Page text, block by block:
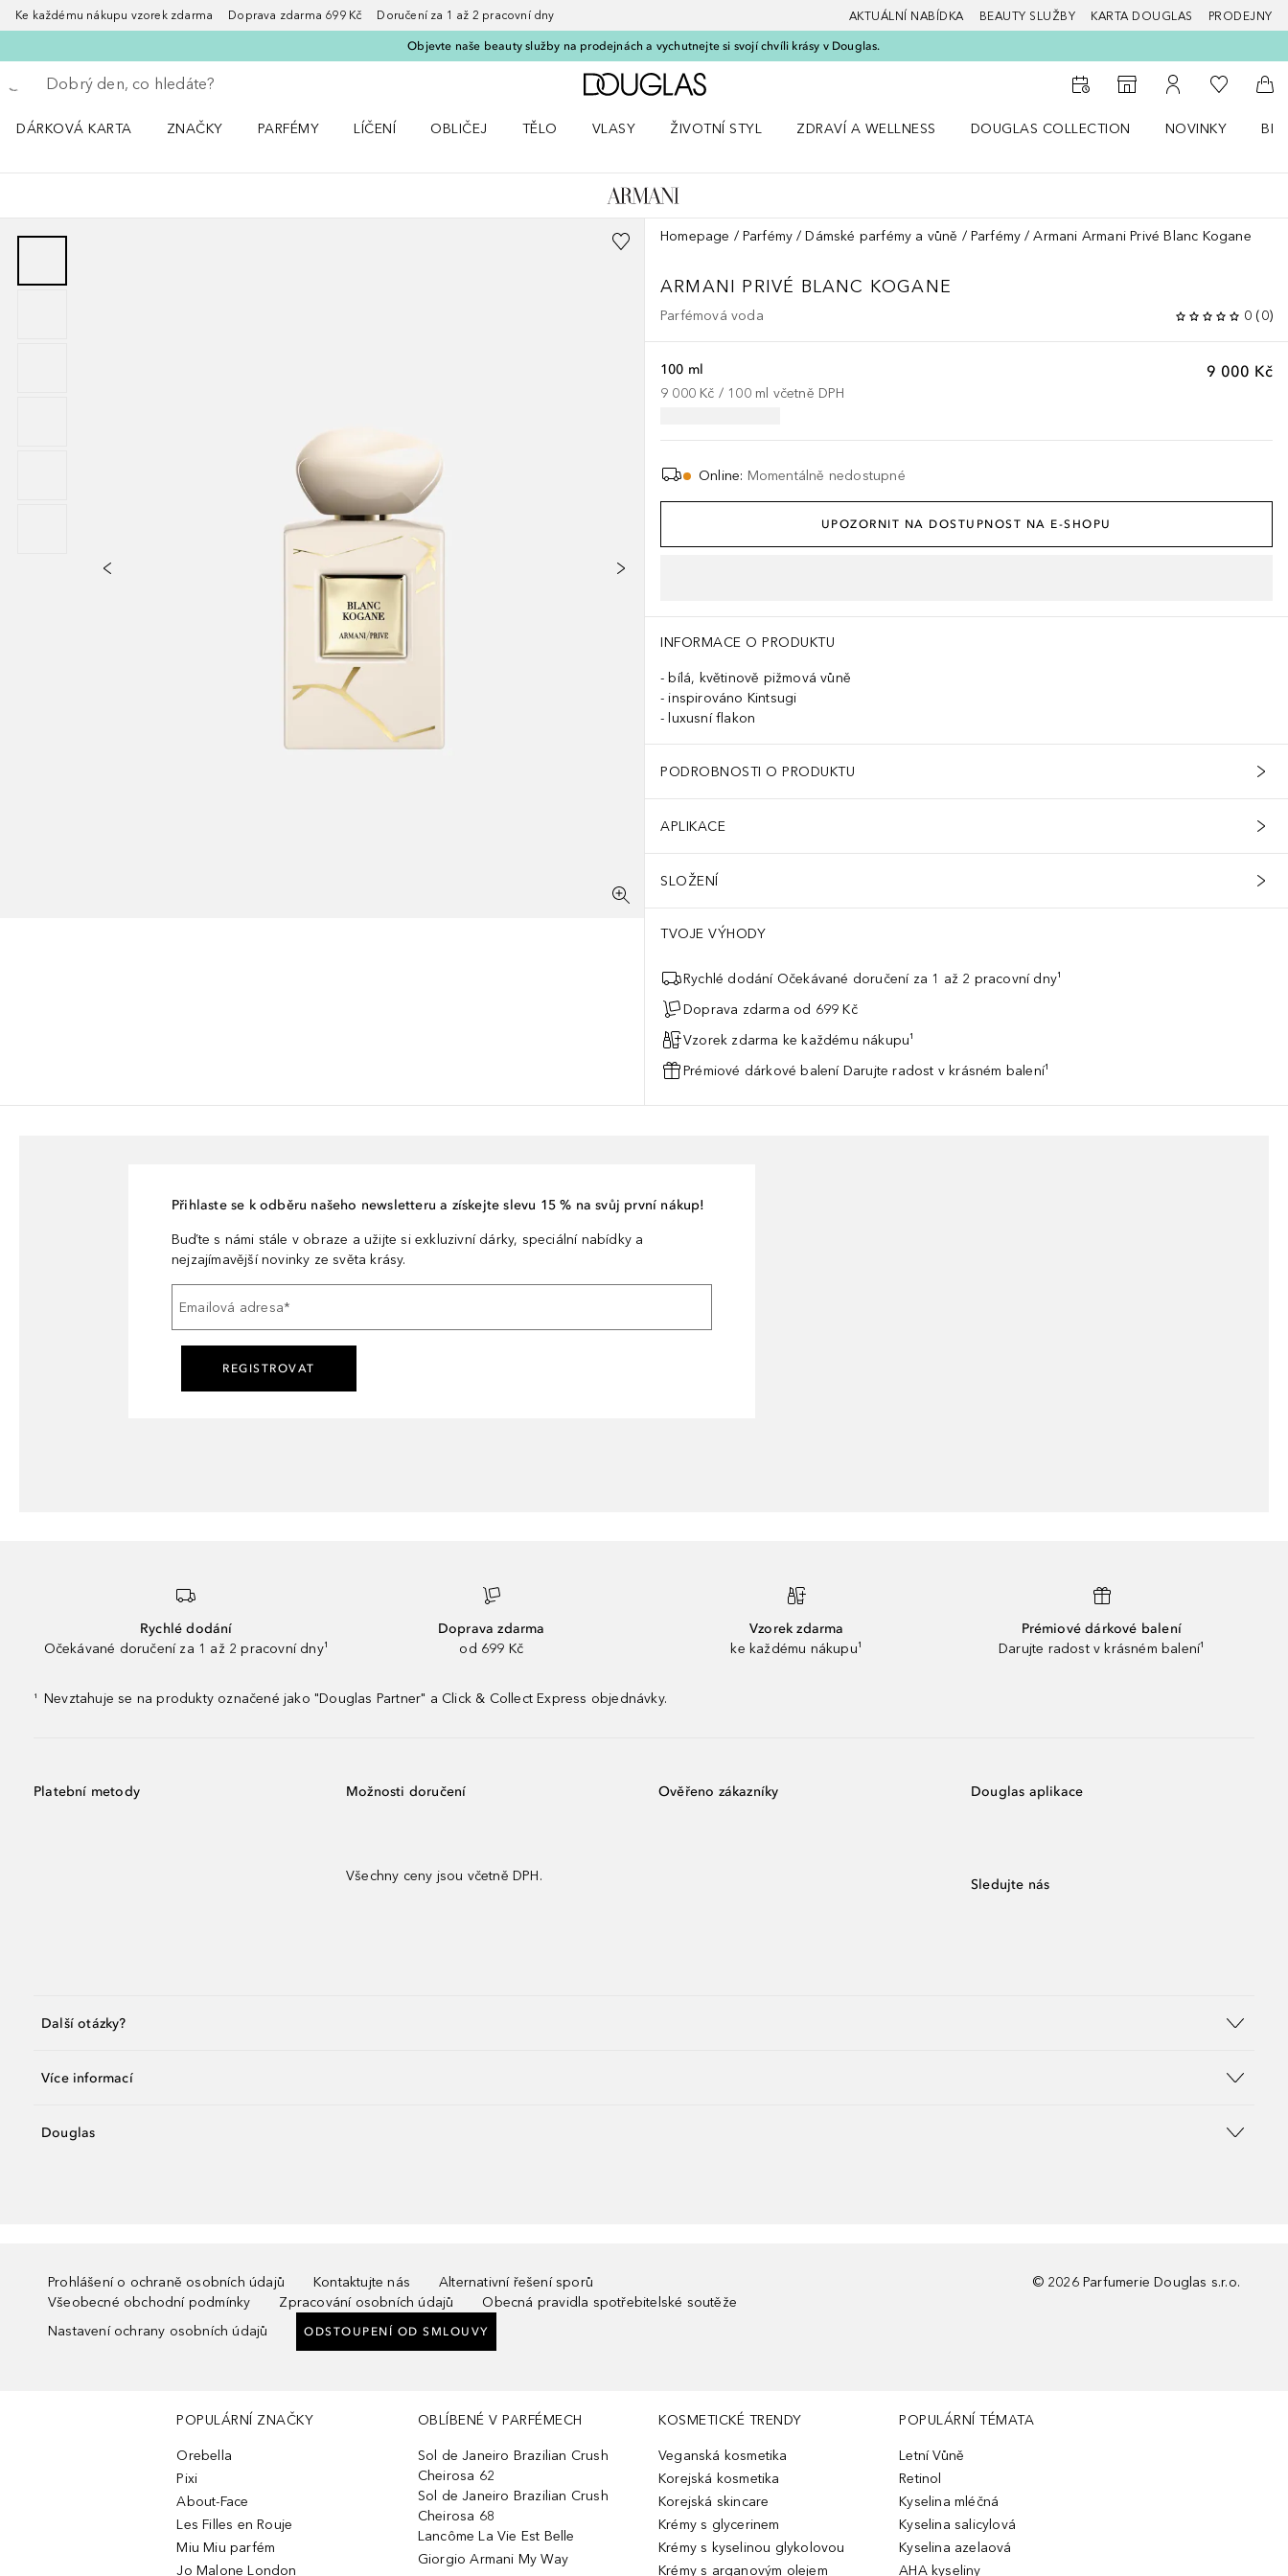
Ke každému nákupu vzorek zdarma Doprava zdarma 699 Kč Doručení za 1 až 2 pracovní dny AKTUÁLNÍ NABÍDKA BEAUTY SLUŽBY KARTA DOUGLAS PRODEJNY
Objevte naše beauty služby na prodejnách a vychutnejte si svojí chvíli krásy v Douglas.
Vraťte se
Proveďte vyhledávání
Domů
K vyhledávači prodejen
K mému účtu
K mému
Do
DÁRKOVÁ KARTA
ZNAČKY
PARFÉMY
LÍČENÍ
OBLIČEJ
TĚLO
VLASY
ŽIVOTNÍ STYL
ZDRAVÍ A WELLNESS
DOUGLAS COLLECTION
NOVINKY
Homepage Parfémy Dámské parfémy a vůně Parfémy Armani Armani Privé Blanc Kogane
ARMANI PRIVÉ BLANC KOGANE
Parfémová voda 0 (0)
9 000 Kč
100 ml
9 000 Kč / 100 ml včetně DPH
Online: Momentálně nedostupné
UPOZORNIT NA DOSTUPNOST NA E-SHOPU
INFORMACE O PRODUKTU
bílá, květinově pižmová vůně
inspirováno Kintsugi
luxusní flakon
PODROBNOSTI O PRODUKTU
APLIKACE
SLOŽENÍ
TVOJE VÝHODY
Rychlé dodání Očekávané doručení za 1 až 2 pracovní dny¹
Doprava zdarma od 699 Kč
Vzorek zdarma ke každému nákupu¹
Prémiové dárkové balení Darujte radost v krásném balení¹
Přihlaste se k odběru našeho newsletteru a získejte slevu 15 % na svůj první nákup!
Buďte s námi stále v obraze a užijte si exkluzivní dárky, speciální nabídky a
nejzajímavější novinky ze světa krásy.
Emailová adresa*
REGISTROVAT
Rychlé dodání
Očekávané doručení za 1 až 2 pracovní dny¹
Doprava zdarma
od 699 Kč
Vzorek zdarma
ke každému nákupu¹
Prémiové dárkové balení
Darujte radost v krásném balení¹
¹ Nevztahuje se na produkty označené jako "Douglas Partner" a Click & Collect Express objednávky.
Platební metody Možnosti doručení
Všechny ceny jsou včetně DPH.
Ověřeno zákazníky Douglas aplikace
Sledujte nás
Další otázky?
Více informací
Douglas
Prohlášení o ochraně osobních údajů Kontaktujte nás
Alternativní řešení sporů
Všeobecné obchodní podmínky
Zpracování osobních údajů
Obecná pravidla spotřebitelské soutěže
Nastavení ochrany osobních údajů
ODSTOUPENÍ OD SMLOUVY
© 2026 Parfumerie Douglas s.r.o.
POPULÁRNÍ ZNAČKY
Orebella
Pixi
About-Face
Les Filles en Rouje
Miu Miu parfém
Jo Malone London
OBLÍBENÉ V PARFÉMECH
Sol de Janeiro Brazilian Crush
Cheirosa 62
Sol de Janeiro Brazilian Crush
Cheirosa 68
Lancôme La Vie Est Belle
Giorgio Armani My Way
KOSMETICKÉ TRENDY
Veganská kosmetika
Korejská kosmetika
Korejská skincare
Krémy s glycerinem
Krémy s kyselinou glykolovou
Krémy s arganovým olejem
POPULÁRNÍ TÉMATA
Letní Vůně
Retinol
Kyselina mléčná
Kyselina salicylová
Kyselina azelaová
AHA kyseliny